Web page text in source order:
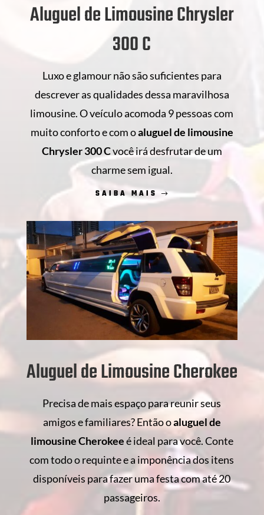
Aluguel de Limousine Chrysler
300 C
Luxo e glamour não são suficientes para
descrever as qualidades dessa maravilhosa
limousine. O veículo acomoda 9 pessoas com
muito conforto e com oaluguel de limousine
Chrysler 300 Cvocê irá desfrutar de um
charme sem igual.
SAIBA MAIS
Aluguel de Limousine Cherokee
Precisa de mais espaço para reunir seus
amigos e familiares? Então oaluguel de
limousine Cherokeeé ideal para você. Conte
com todo o requinte e a imponência dos itens
disponíveis para fazer uma festa com até 20
passageiros.